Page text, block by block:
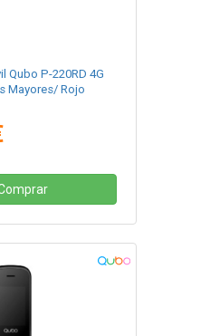
Qubo P-220RD 4G
Mayores/ Rojo